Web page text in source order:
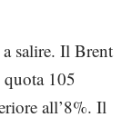
salire. Il Brent
105
all’8%. Il